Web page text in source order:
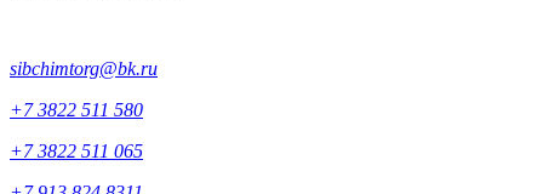
sibchimtorg@bk.ru
+7 3822 511 580
+7 3822 511 065